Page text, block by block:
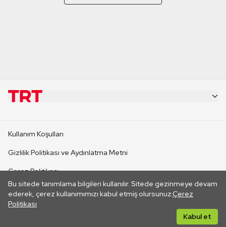
Bu sitede tanımlama bilgileri kullanılır. Sitede gezinmeye devam
ederek, çerez kullanımımızı kabul etmiş olursunuz.Çerez
Politikası
Kabul et
CANLI YAYINLAR
Kullanım Koşulları
Gizlilik Politikası ve Aydınlatma Metni
Çerez Politikası
İletişim
Her hakkı saklıdır. ©2026 TRT. Bağlantı yoluyla gidilen dış